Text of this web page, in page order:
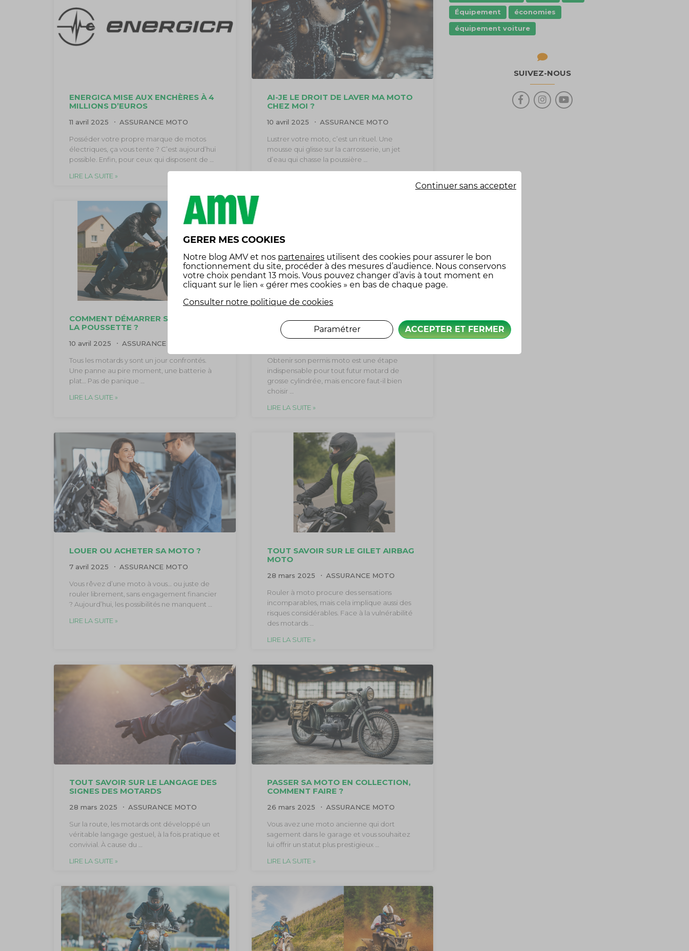
ENERGICA MISE AUX ENCHÈRES À 4
MILLIONS D’EUROS
11 avril 2025 ASSURANCE MOTO
Posséder votre propre marque de motos
électriques, ça vous tente ? C’est aujourd’hui
possible. Enfin, pour ceux qui disposent de …
LIRE LA SUITE »
AI-JE LE DROIT DE LAVER MA MOTO
CHEZ MOI ?
10 avril 2025 ASSURANCE MOTO
Lustrer votre moto, c’est un rituel. Une
mousse qui glisse sur la carrosserie, un jet
d’eau qui chasse la poussière …
COMMENT DÉMARRER SA MOTO À
LA POUSSETTE ?
10 avril 2025 ASSURANCE MOTO
Tous les motards y sont un jour confrontés.
Une panne au pire moment, une batterie à
plat… Pas de panique …
LIRE LA SUITE »
NOS CONSEILS POUR BIEN CHOISIR
SA MOTO-ÉCOLE
Obtenir son permis moto est une étape
indispensable pour tout futur motard de
grosse cylindrée, mais encore faut-il bien
choisir …
LIRE LA SUITE »
LOUER OU ACHETER SA MOTO ?
7 avril 2025 ASSURANCE MOTO
Vous rêvez d’une moto à vous… ou juste de
rouler librement, sans engagement financier
? Aujourd’hui, les possibilités ne manquent …
LIRE LA SUITE »
TOUT SAVOIR SUR LE GILET AIRBAG
MOTO
28 mars 2025 ASSURANCE MOTO
Rouler à moto procure des sensations
incomparables, mais cela implique aussi des
risques considérables. Face à la vulnérabilité
des motards …
LIRE LA SUITE »
TOUT SAVOIR SUR LE LANGAGE DES
SIGNES DES MOTARDS
28 mars 2025 ASSURANCE MOTO
Sur la route, les motards ont développé un
véritable langage gestuel, à la fois pratique et
convivial. À cause du …
LIRE LA SUITE »
PASSER SA MOTO EN COLLECTION,
COMMENT FAIRE ?
26 mars 2025 ASSURANCE MOTO
Vous avez une moto ancienne qui dort
sagement dans le garage et vous souhaitez
lui offrir un statut plus prestigieux …
LIRE LA SUITE »
Équipement
économies
équipement voiture
SUIVEZ-NOUS
GERER MES COOKIES
Notre blog AMV et nos partenaires utilisent des cookies pour assurer le bon
fonctionnement du site, procéder à des mesures d’audience. Nous conservons
votre choix pendant 13 mois. Vous pouvez changer d’avis à tout moment en
cliquant sur le lien « gérer mes cookies » en bas de chaque page.
Consulter notre politique de cookies
Continuer sans accepter
ACCEPTER ET FERMER
Paramétrer